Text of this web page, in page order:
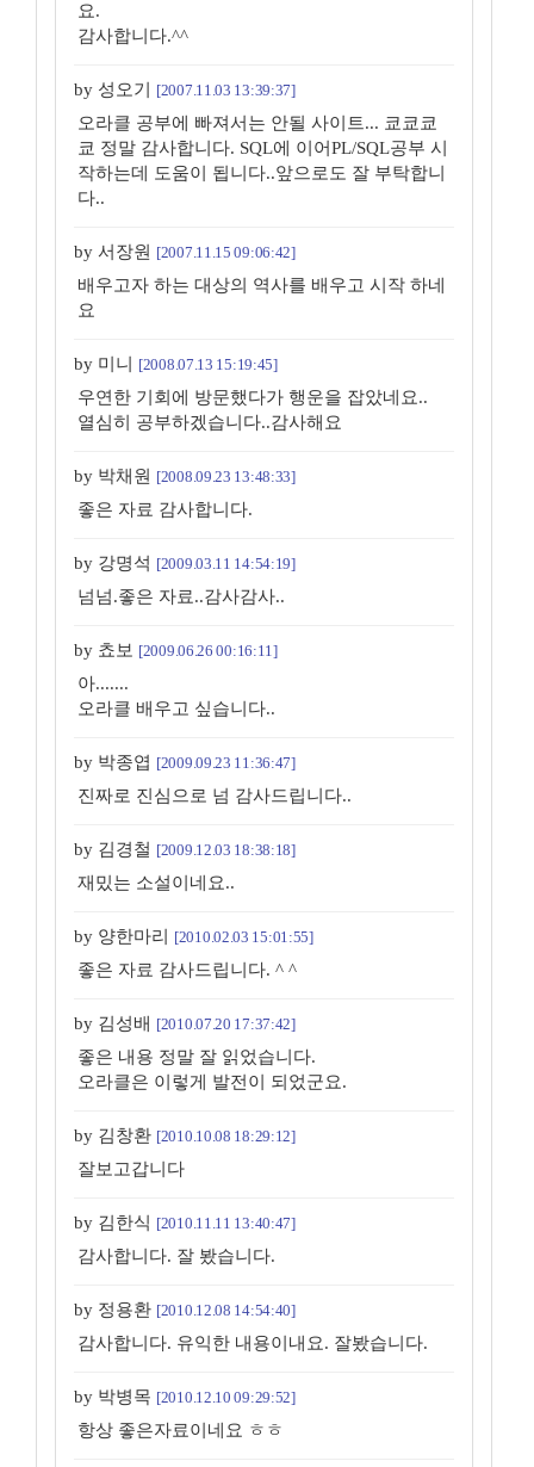
요.
감사합니다.^^
by 성오기 [2007.11.03 13:39:37]
오라클 공부에 빠져서는 안될 사이트... 쿄쿄쿄
쿄 정말 감사합니다. SQL에 이어PL/SQL공부 시
작하는데 도움이 됩니다..앞으로도 잘 부탁합니
다..
by 서장원 [2007.11.15 09:06:42]
배우고자 하는 대상의 역사를 배우고 시작 하네
요
by 미니 [2008.07.13 15:19:45]
우연한 기회에 방문했다가 행운을 잡았네요..
열심히 공부하겠습니다..감사해요
by 박채원 [2008.09.23 13:48:33]
좋은 자료 감사합니다.
by 강명석 [2009.03.11 14:54:19]
넘넘.좋은 자료..감사감사..
by 쵸보 [2009.06.26 00:16:11]
아.......
오라클 배우고 싶습니다..
by 박종엽 [2009.09.23 11:36:47]
진짜로 진심으로 넘 감사드립니다..
by 김경철 [2009.12.03 18:38:18]
재밌는 소설이네요..
by 양한마리 [2010.02.03 15:01:55]
좋은 자료 감사드립니다. ^ ^
by 김성배 [2010.07.20 17:37:42]
좋은 내용 정말 잘 읽었습니다.
오라클은 이렇게 발전이 되었군요.
by 김창환 [2010.10.08 18:29:12]
잘보고갑니다
by 김한식 [2010.11.11 13:40:47]
감사합니다. 잘 봤습니다.
by 정용환 [2010.12.08 14:54:40]
감사합니다. 유익한 내용이내요. 잘봤습니다.
by 박병목 [2010.12.10 09:29:52]
항상 좋은자료이네요 ㅎㅎ